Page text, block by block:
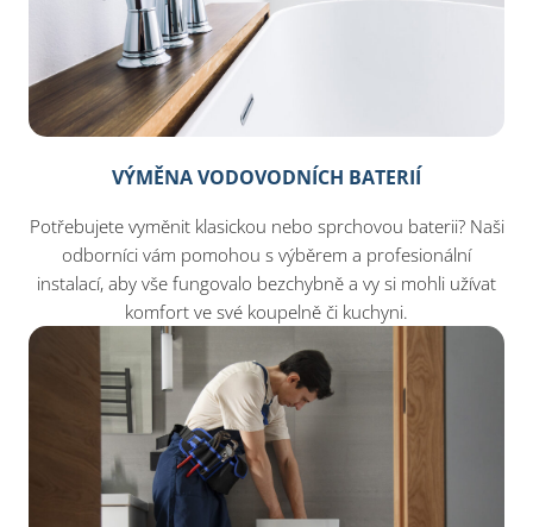
VÝMĚNA VODOVODNÍCH BATERIÍ
Potřebujete vyměnit klasickou nebo sprchovou baterii? Naši
odborníci vám pomohou s výběrem a profesionální
instalací, aby vše fungovalo bezchybně a vy si mohli užívat
komfort ve své koupelně či kuchyni.